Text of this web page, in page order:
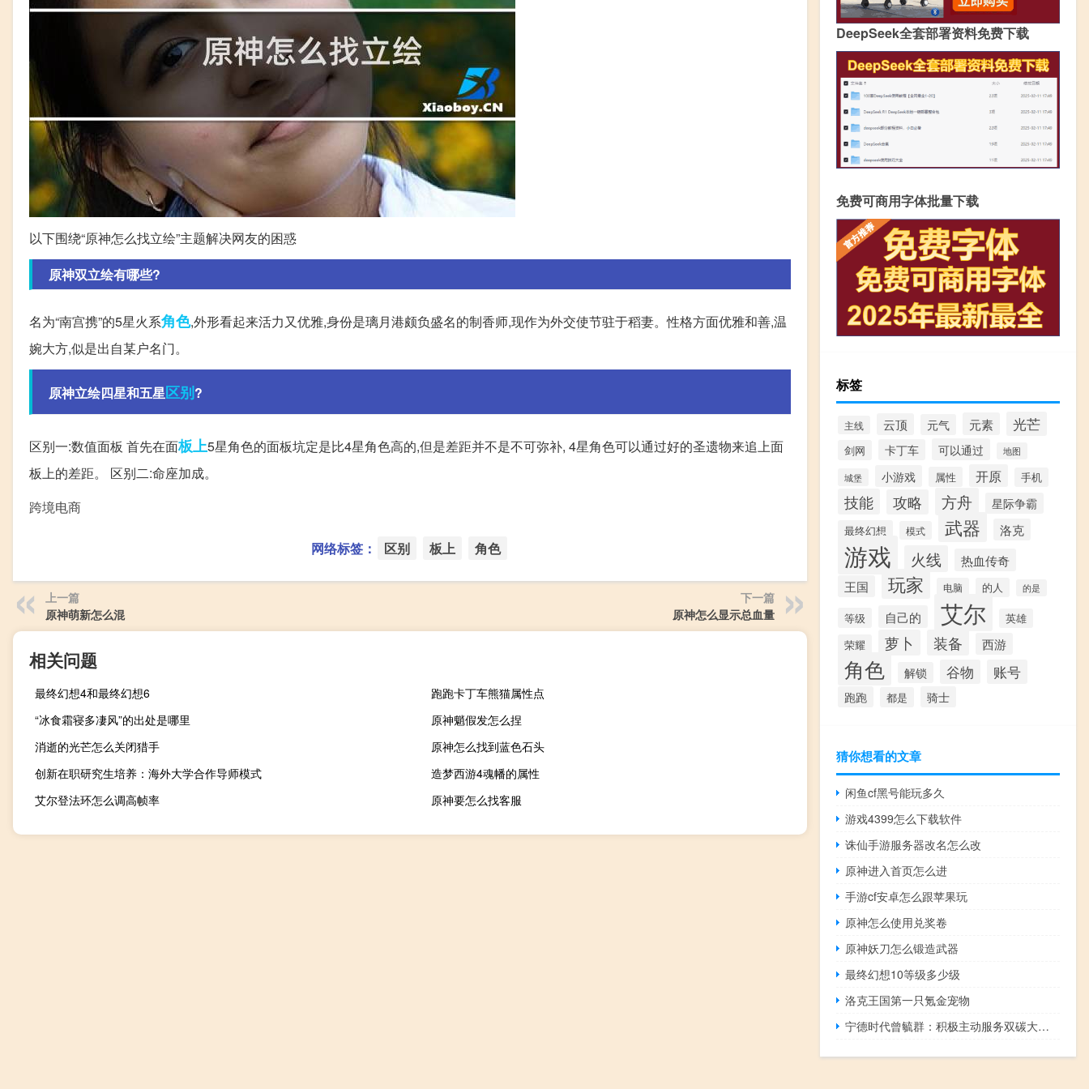
以下围绕“原神怎么找立绘”主题解决网友的困惑
原神双立绘有哪些?
名为“南宫携”的5星火系角色,外形看起来活力又优雅,身份是璃月港颇负盛名的制香师,现作为外交使节驻于稻妻。性格方面优雅和善,温
婉大方,似是出自某户名门。
原神立绘四星和五星区别?
区别一:数值面板 首先在面板上5星角色的面板坑定是比4星角色高的,但是差距并不是不可弥补, 4星角色可以通过好的圣遗物来追上面
板上的差距。 区别二:命座加成。
跨境电商
网络标签： 区别 板上 角色
上一篇
原神萌新怎么混
下一篇
原神怎么显示总血量
相关问题
最终幻想4和最终幻想6
跑跑卡丁车熊猫属性点
“冰食霜寝多凄风”的出处是哪里
原神魈假发怎么捏
消逝的光芒怎么关闭猎手
原神怎么找到蓝色石头
创新在职研究生培养：海外大学合作导师模式
造梦西游4魂幡的属性
艾尔登法环怎么调高帧率
原神要怎么找客服
DeepSeek全套部署资料免费下载
免费可商用字体批量下载
标签
主线 云顶 元气 元素 光芒
剑网 卡丁车 可以通过 地图
城堡 小游戏 属性 开原 手机
技能 攻略 方舟 星际争霸
最终幻想 模式 武器 洛克
游戏 火线 热血传奇
王国 玩家 电脑 的人 的是
等级 自己的 艾尔 英雄
荣耀 萝卜 装备 西游
角色 解锁 谷物 账号
跑跑 都是 骑士
猜你想看的文章
闲鱼cf黑号能玩多久
游戏4399怎么下载软件
诛仙手游服务器改名怎么改
原神进入首页怎么进
手游cf安卓怎么跟苹果玩
原神怎么使用兑奖卷
原神妖刀怎么锻造武器
最终幻想10等级多少级
洛克王国第一只氪金宠物
宁德时代曾毓群：积极主动服务双碳大局 将企业发展与国家战略紧密联系在一起